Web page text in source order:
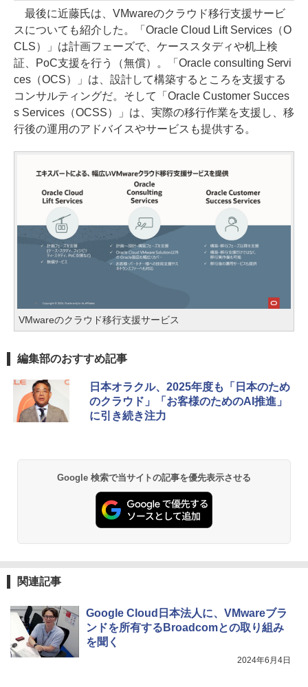
最後に近藤氏は、VMwareのクラウド移行支援サービ
スについても紹介した。「Oracle Cloud Lift Services（O
CLS）」は計画フェーズで、ケーススタディや机上検
証、PoC支援を行う（無償）。「Oracle consulting Servi
ces（OCS）」は、設計して構築するところを支援する
コンサルティングだ。そして「Oracle Customer Succes
s Services（OCSS）」は、実際の移行作業を支援し、移
行後の運用のアドバイスやサービスも提供する。
VMwareのクラウド移行支援サービス
編集部のおすすめ記事
日本オラクル、2025年度も「日本のため
のクラウド」「お客様のためのAI推進」
に引き続き注力
Google 検索で当サイトの記事を優先表示させる
関連記事
Google Cloud日本法人に、VMwareブラ
ンドを所有するBroadcomとの取り組み
を聞く
2024年6月4日